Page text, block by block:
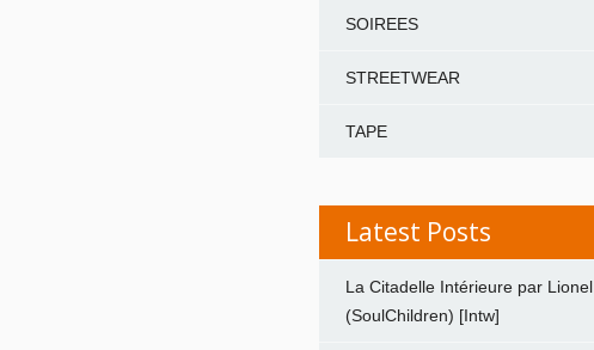
SOIREES
STREETWEAR
TAPE
Latest Posts
La Citadelle Intérieure par Lionel
(SoulChildren) [Intw]